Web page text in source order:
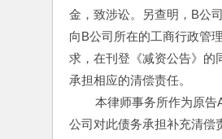
金，致涉讼。另查明，B公
向B公司所在的工商行政管
求，在刊登《减资公告》的
承担相应的清偿责任。
本律师事务所作为原告A
公司对此债务承担补充清偿